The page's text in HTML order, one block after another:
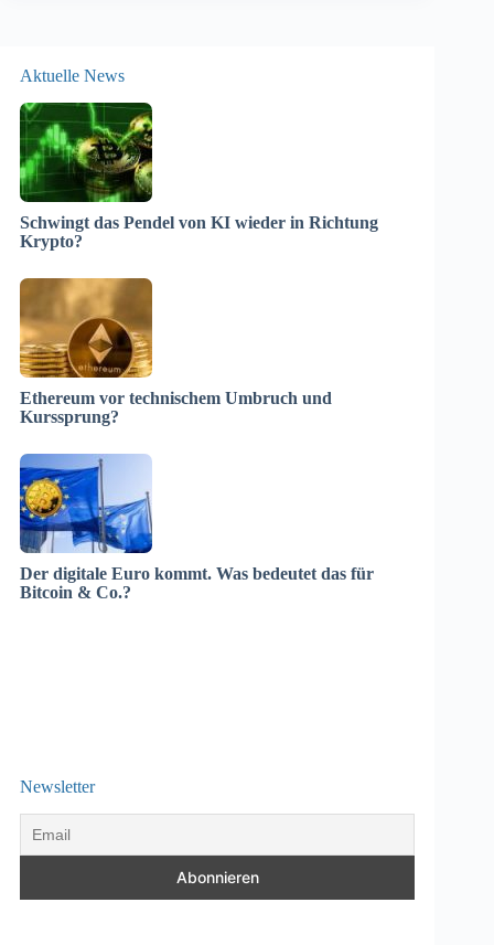
Aktuelle News
Schwingt das Pendel von KI wieder in Richtung
Krypto?
Ethereum vor technischem Umbruch und
Kurssprung?
Der digitale Euro kommt. Was bedeutet das für
Bitcoin & Co.?
Newsletter